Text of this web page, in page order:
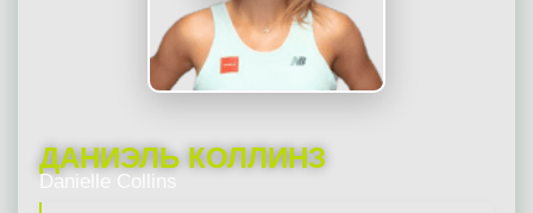
ДАНИЭЛЬ КОЛЛИНЗ
Danielle Collins